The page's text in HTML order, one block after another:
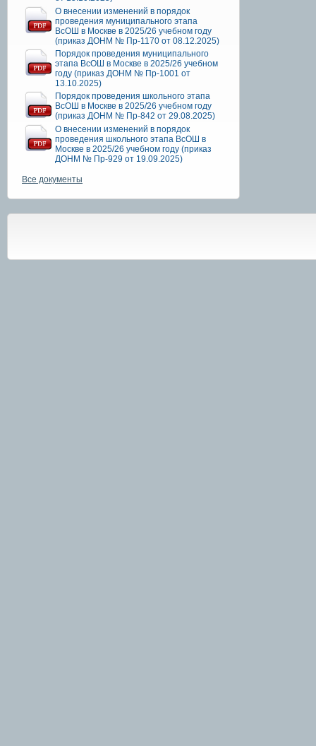
О внесении изменений в порядок
проведения муниципального этапа
ВсОШ в Москве в 2025/26 учебном году
(приказ ДОНМ № Пр-1170 от 08.12.2025)
Порядок проведения муниципального
этапа ВсОШ в Москве в 2025/26 учебном
году (приказ ДОНМ № Пр-1001 от
13.10.2025)
Порядок проведения школьного этапа
ВсОШ в Москве в 2025/26 учебном году
(приказ ДОНМ № Пр-842 от 29.08.2025)
О внесении изменений в порядок
проведения школьного этапа ВсОШ в
Москве в 2025/26 учебном году (приказ
ДОНМ № Пр-929 от 19.09.2025)
Все документы